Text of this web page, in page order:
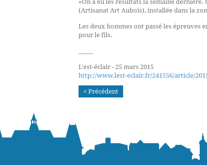
«On a eu les résultats la semaine
(Artisanat Art Aubois), installée dans la
Les deux hommes ont passé les épreuves
pour le fils.
L'est-éclair - 25 mars 2015
http://www.lest-eclair.fr/241556/article/
< Précédent